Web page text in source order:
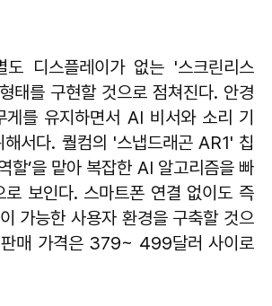
디스플레이가 없는 '스크린리스
를 구현할 것으로 점쳐진다. 안경
게를 유지하면서 AI 비서와 소리 기
해서다. 퀄컴의 '스냅드래곤 AR1' 칩
할’을 맡아 복잡한 AI 알고리즘을 빠
로 보인다. 스마트폰 연결 없이도 즉
가능한 사용자 환경을 구축할 것으
매 가격은 379~ 499달러 사이로